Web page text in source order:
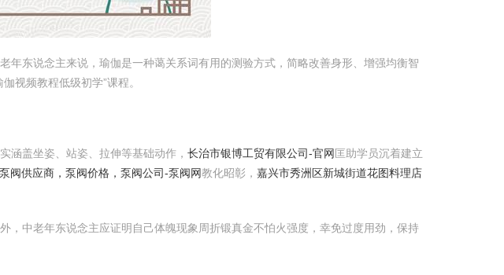
东说念主来说，瑜伽是一种蔼关系词有用的测验方式，简略改善身形、增强均衡智
视频教程低级初学”课程。
涵盖坐姿、站姿、拉伸等基础动作， 长治市银博工贸有限公司-官网 匡助学员沉着建立
阀供应商，泵阀价格，泵阀公司-泵阀网教化昭彰， 嘉兴市秀洲区新城街道花图料理店
中老年东说念主应证明自己体魄现象周折锻真金不怕火强度，幸免过度用劲，保持